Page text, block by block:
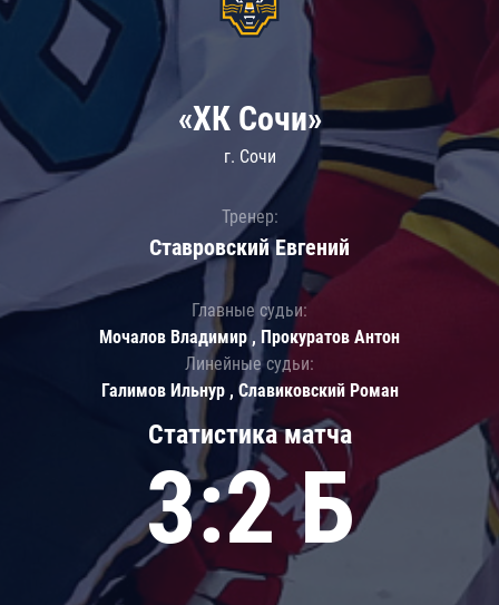
Статистика матча
3:2 Б
«ХК Сочи»
г. Сочи
Тренер:
Ставровский Евгений
Главные судьи:
Мочалов Владимир , Прокуратов Антон
Линейные судьи:
Галимов Ильнур , Славиковский Роман